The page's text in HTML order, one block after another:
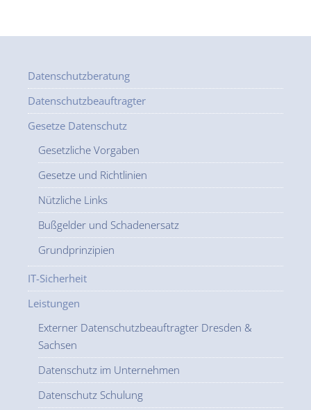
Datenschutzberatung
Datenschutzbeauftragter
Gesetze Datenschutz
Gesetzliche Vorgaben
Gesetze und Richtlinien
Nützliche Links
Bußgelder und Schadenersatz
Grundprinzipien
IT-Sicherheit
Leistungen
Externer Datenschutzbeauftragter Dresden &
Sachsen
Datenschutz im Unternehmen
Datenschutz Schulung